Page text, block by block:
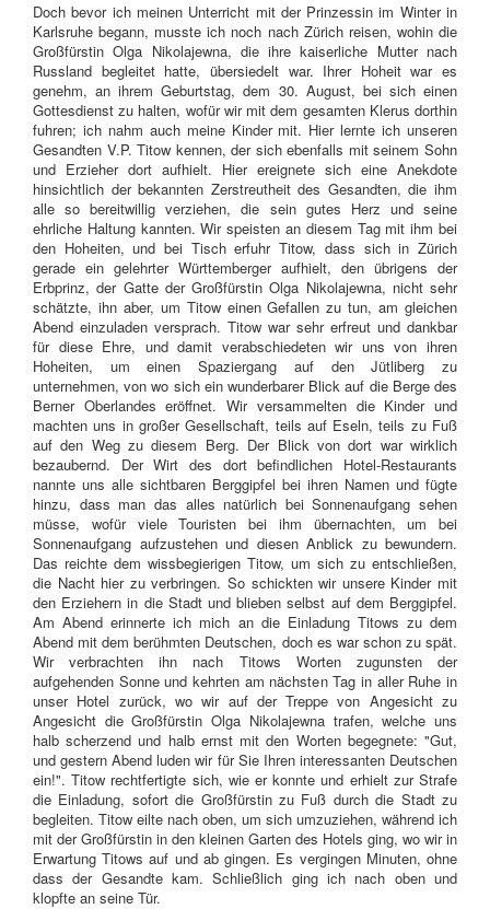
Doch bevor ich meinen Unterricht mit der Prinzessin im Winter in
Karlsruhe begann, musste ich noch nach Zürich reisen, wohin die
Großfürstin Olga Nikolajewna, die ihre kaiserliche Mutter nach
Russland begleitet hatte, übersiedelt war. Ihrer Hoheit war es
genehm, an ihrem Geburtstag, dem 30. August, bei sich einen
Gottesdienst zu halten, wofür wir mit dem gesamten Klerus dorthin
fuhren; ich nahm auch meine Kinder mit. Hier lernte ich unseren
Gesandten V.P. Titow kennen, der sich ebenfalls mit seinem Sohn
und Erzieher dort aufhielt. Hier ereignete sich eine Anekdote
hinsichtlich der bekannten Zerstreutheit des Gesandten, die ihm
alle so bereitwillig verziehen, die sein gutes Herz und seine
ehrliche Haltung kannten. Wir speisten an diesem Tag mit ihm bei
den Hoheiten, und bei Tisch erfuhr Titow, dass sich in Zürich
gerade ein gelehrter Württemberger aufhielt, den übrigens der
Erbprinz, der Gatte der Großfürstin Olga Nikolajewna, nicht sehr
schätzte, ihn aber, um Titow einen Gefallen zu tun, am gleichen
Abend einzuladen versprach. Titow war sehr erfreut und dankbar
für diese Ehre, und damit verabschiedeten wir uns von ihren
Hoheiten, um einen Spaziergang auf den Jütliberg zu
unternehmen, von wo sich ein wunderbarer Blick auf die Berge des
Berner Oberlandes eröffnet. Wir versammelten die Kinder und
machten uns in großer Gesellschaft, teils auf Eseln, teils zu Fuß
auf den Weg zu diesem Berg. Der Blick von dort war wirklich
bezaubernd. Der Wirt des dort befindlichen Hotel-Restaurants
nannte uns alle sichtbaren Berggipfel bei ihren Namen und fügte
hinzu, dass man das alles natürlich bei Sonnenaufgang sehen
müsse, wofür viele Touristen bei ihm übernachten, um bei
Sonnenaufgang aufzustehen und diesen Anblick zu bewundern.
Das reichte dem wissbegierigen Titow, um sich zu entschließen,
die Nacht hier zu verbringen. So schickten wir unsere Kinder mit
den Erziehern in die Stadt und blieben selbst auf dem Berggipfel.
Am Abend erinnerte ich mich an die Einladung Titows zu dem
Abend mit dem berühmten Deutschen, doch es war schon zu spät.
Wir verbrachten ihn nach Titows Worten zugunsten der
aufgehenden Sonne und kehrten am nächsten Tag in aller Ruhe in
unser Hotel zurück, wo wir auf der Treppe von Angesicht zu
Angesicht die Großfürstin Olga Nikolajewna trafen, welche uns
halb scherzend und halb ernst mit den Worten begegnete: "Gut,
und gestern Abend luden wir für Sie Ihren interessanten Deutschen
ein!". Titow rechtfertigte sich, wie er konnte und erhielt zur Strafe
die Einladung, sofort die Großfürstin zu Fuß durch die Stadt zu
begleiten. Titow eilte nach oben, um sich umzuziehen, während ich
mit der Großfürstin in den kleinen Garten des Hotels ging, wo wir in
Erwartung Titows auf und ab gingen. Es vergingen Minuten, ohne
dass der Gesandte kam. Schließlich ging ich nach oben und
klopfte an seine Tür.